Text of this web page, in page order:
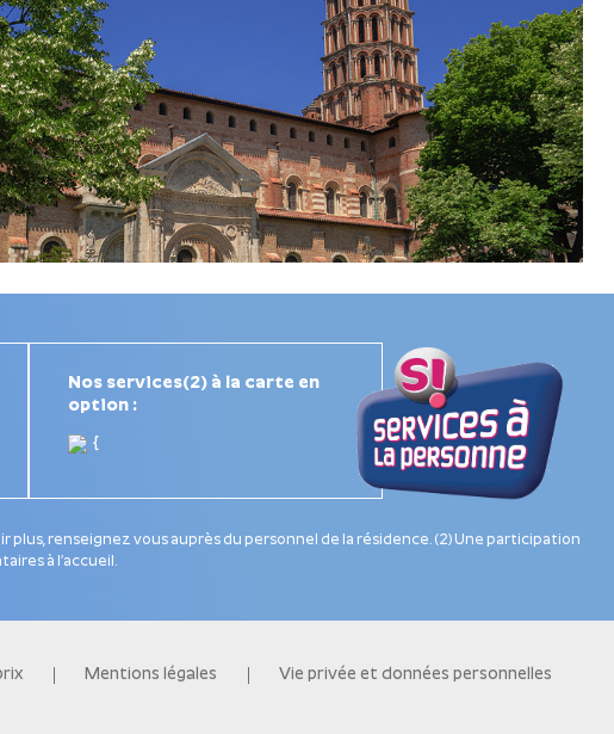
Nos services(2) à la carte en
option :
{
plus, renseignez vous auprès du personnel de la résidence. (2) Une participation
à l’accueil.
Mentions légales Vie privée et données personnelles